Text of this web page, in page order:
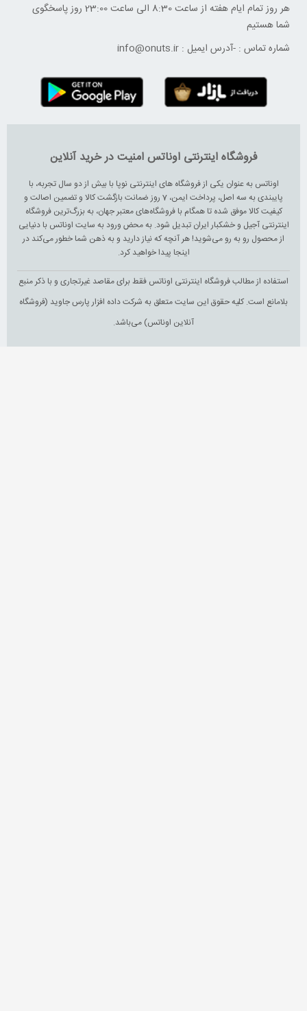
هر روز تمام ایام هفته از ساعت 8:30 الی ساعت 23:00 ‌روز پاسخگوی
شما هستیم
شماره تماس : -آدرس ایمیل : info@onuts.ir
فروشگاه اینترنتی اوناتس امنیت در خرید آنلاین
اوناتس به عنوان یکی از فروشگاه های اینترنتی نوپا با بیش از دو سال تجربه، با
پایبندی به سه اصل، پرداخت ایمن، 7 روز ضمانت بازگشت کالا و تضمین اصالت و
کیفیت کالا موفق شده تا همگام با فروشگاه‌های معتبر جهان، به بزرگ‌ترین فروشگاه
اینترنتی آجیل و خشکبار ایران تبدیل شود. به محض ورود به سایت اوناتس با دنیایی
از محصول رو به رو می‌شوید! هر آنچه که نیاز دارید و به ذهن شما خطور می‌کند در
اینجا پیدا خواهید کرد.
استفاده از مطالب فروشگاه اینترنتی اوناتس فقط برای مقاصد غیرتجاری و با ذکر منبع
بلامانع است. کلیه حقوق این سایت متعلق به شرکت داده افزار پارس جاوید (فروشگاه
آنلاین اوناتس) می‌باشد.